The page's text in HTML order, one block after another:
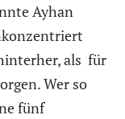
Ayhan
als für
Wer so
fünf